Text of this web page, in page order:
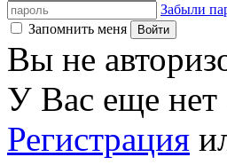
Забыли
Запомнить меня
Вы не
У Вас еще нет
Регистрация